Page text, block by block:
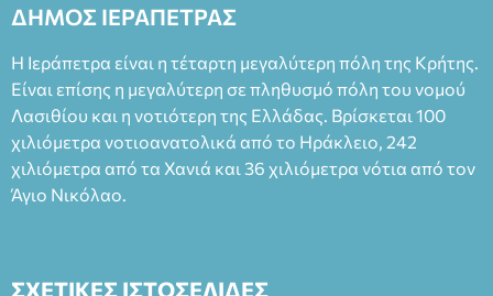
Φεδερίκο. Σκηνοθεσία: Βαγγέλης Θεοδωρόπουλος Είσοδος: :
άνω των 65 Προπώληση: Βιβλιοπωλείο Πάπυρος (Πλατεία
Πλαστήρα), E&G Mini market (Δημοκρατίας 39 Ιεράπετρα)
και στο more.com Χώρος: 3ο Γυμνάσιο Ιεράπετρας
(Είσοδος ΕΠΑ.Λ.) Έναρξη 21:15 Οργάνωση: ΚΝΩΣΟΣ
ΘΕΑΤΡΙΚΕΣ ΠΑΡΑΓΩΓΕΣ ΕΕ
ΔΗΜΟΣ ΙΕΡΑΠΕΤΡΑΣ
Η Ιεράπετρα είναι η τέταρτη μεγαλύτερη πόλη της Κρήτης.
Είναι επίσης η μεγαλύτερη σε πληθυσμό πόλη του νομού
Λασιθίου και η νοτιότερη της Ελλάδας. Βρίσκεται 100
χιλιόμετρα νοτιοανατολικά από το Ηράκλειο, 242
χιλιόμετρα από τα Χανιά και 36 χιλιόμετρα νότια από τον
Άγιο Νικόλαο.
ΣΧΕΤΙΚΕΣ ΙΣΤΟΣΕΛΙΔΕΣ